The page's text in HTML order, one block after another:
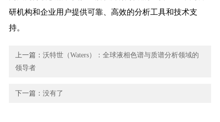
研机构和企业用户提供可靠、高效的分析工具和技术支
持。
上一篇：沃特世（Waters）：全球液相色谱与质谱分析领域的
领导者
下一篇：没有了